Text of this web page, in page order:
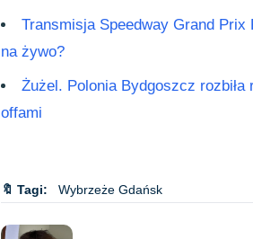
Transmisja Speedway Grand
na żywo?
Żużel. Polonia Bydgoszcz
offami
🔖 Tagi: Wybrzeże Gdańsk